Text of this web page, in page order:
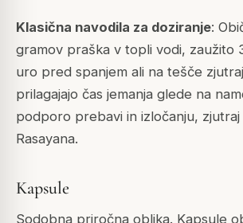
Klasična navodila za doziranje:
gramov praška v topli vodi, zaužito
uro pred spanjem ali na tešče
prilagajajo čas jemanja glede na
podporo prebavi in izločanju, zjutraj
Rasayana.
Kapsule
Sodobna priročna oblika. Kapsule